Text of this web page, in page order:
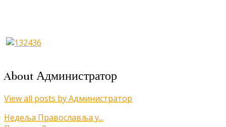
About Администратор
View all posts by Администратор
Кретање
Недеља Православља у...